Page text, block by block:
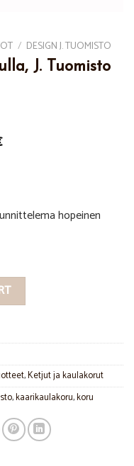
/ DESIGN J. TUOMISTO
J. Tuomisto
hopeinen
,Ketjut ja kaulakorut
,kaarikaulakoru,koru